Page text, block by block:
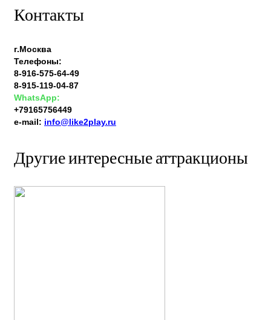
Контакты
г.Москва
Телефоны:
8-916-575-64-49
8-915-119-04-87
WhatsApp:
+79165756449
e-mail: info@like2play.ru
Другие интересные аттракционы